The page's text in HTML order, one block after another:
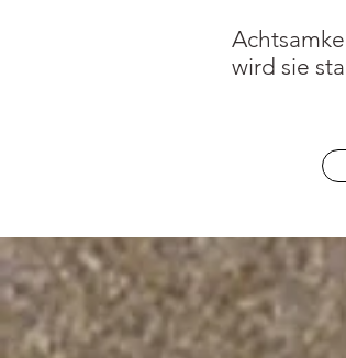
wird sie